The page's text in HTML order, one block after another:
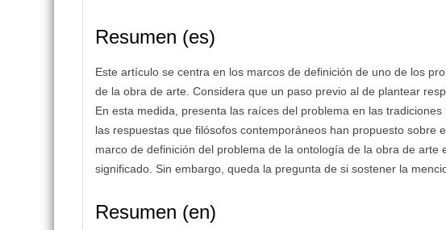
Resumen (es)
Este artículo se centra en los marcos de definición de uno de los
de la obra de arte. Considera que un paso previo al de plantear
En esta medida, presenta las raíces del problema en las
las respuestas que filósofos contemporáneos han propuesto sobre
marco de definición del problema de la ontología de la obra de
significado. Sin embargo, queda la pregunta de si sostener la
Resumen (en)